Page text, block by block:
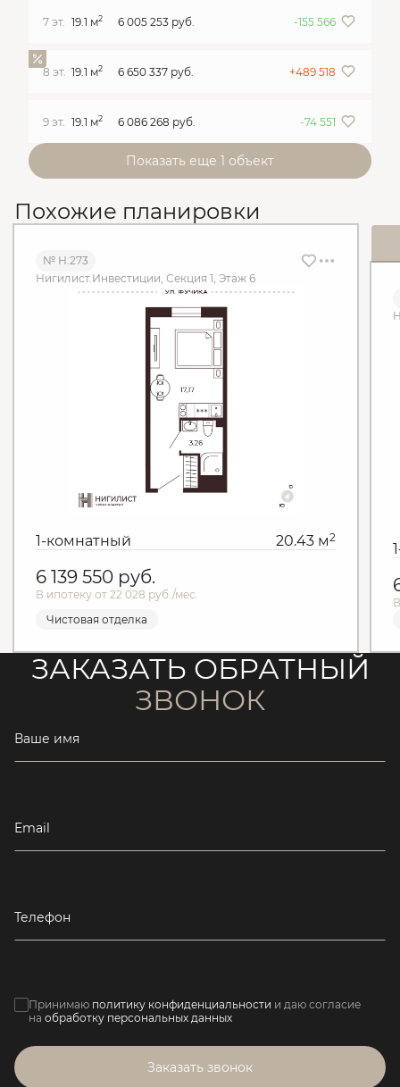
7 эт. 19.1 м2 6 005 253 руб. -155 566
8 эт. 19.1 м2 6 650 337 руб. +489 518
9 эт. 19.1 м2 6 086 268 руб. -74 551
Показать еще 1 объект
Похожие планировки
№ Н.273
Нигилист.Инвестиции, Секция 1, Этаж 6
1-комнатный 20.43 м2
6 139 550 руб.
В ипотеку от 22 028 руб./мес.
Чистовая отделка
ЗАКАЗАТЬ ОБРАТНЫЙ
ЗВОНОК
Ваше имя
Email
Телефон
Принимаю политику конфиденциальности и даю согласие
на обработку персональных данных
Заказать звонок